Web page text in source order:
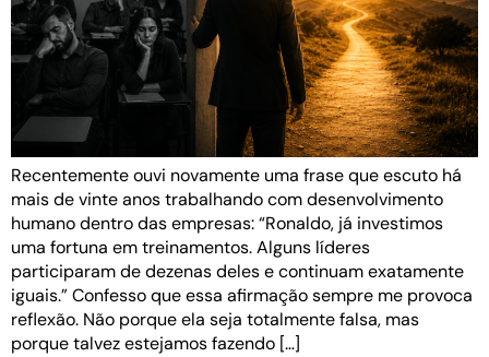
Recentemente ouvi novamente uma frase que escuto há
mais de vinte anos trabalhando com desenvolvimento
humano dentro das empresas: “Ronaldo, já investimos
uma fortuna em treinamentos. Alguns líderes
participaram de dezenas deles e continuam exatamente
iguais.” Confesso que essa afirmação sempre me provoca
reflexão. Não porque ela seja totalmente falsa, mas
porque talvez estejamos fazendo […]